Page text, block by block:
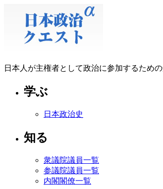
日本人が主権者として政治に参加するため
学ぶ
日本政治史
知る
衆議院議員一覧
参議院議員一覧
内閣閣僚一覧